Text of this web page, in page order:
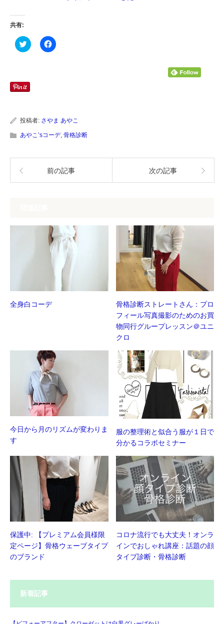
共有:
ク
リ
Twitter
で
共
い
ィ
ン
で
Facebook
で
し
く
だ
(新
し
い
き
ま
す)
投稿者: さやま あやこ
あやこ’sコーデ, 骨格診断
前の記事 次の記事
全身白コーデ
骨格診断ストレートさん：プロ
フィール写真撮影のためのお買
物同行グループレッスン＠ユニ
クロ
今日から月のリズムが変わりま
す
服の整理術と似合う服が１日で
分かるコラボセミナー
保護中: 【プレミアム会員様限
定ページ】骨格ウェーブタイプ
のブランド
コロナ流行でも大丈夫！オンラ
インでおしゃれ講座：話題の顔
タイプ診断・骨格診断
新着記事